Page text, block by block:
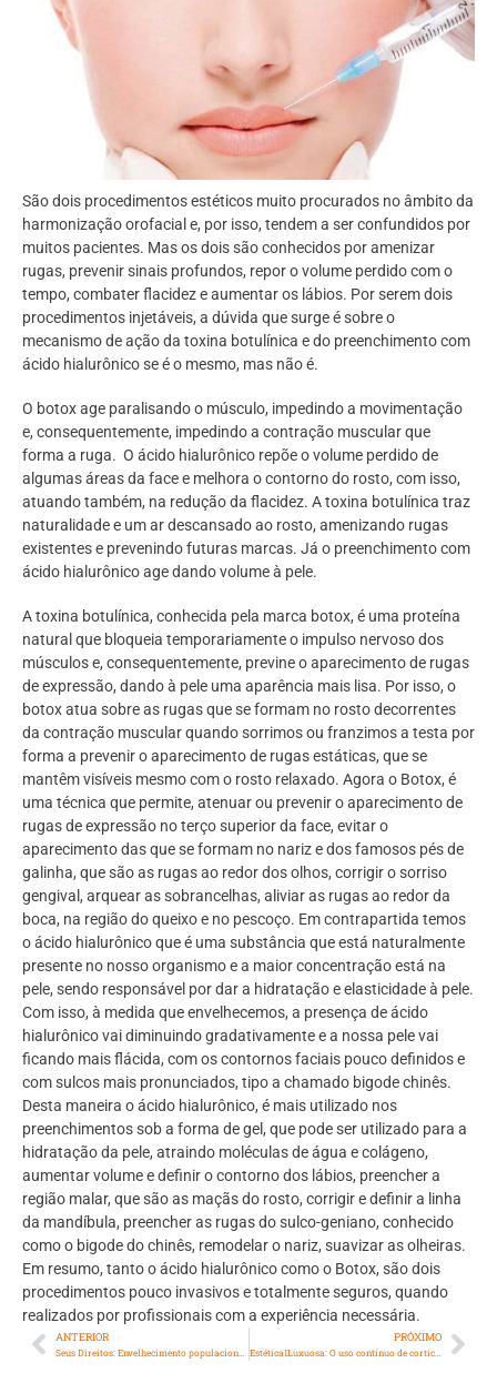
São dois procedimentos estéticos muito procurados no âmbito da
harmonização orofacial e, por isso, tendem a ser confundidos por
muitos pacientes. Mas os dois são conhecidos por amenizar
rugas, prevenir sinais profundos, repor o volume perdido com o
tempo, combater flacidez e aumentar os lábios. Por serem dois
procedimentos injetáveis, a dúvida que surge é sobre o
mecanismo de ação da toxina botulínica e do preenchimento com
ácido hialurônico se é o mesmo, mas não é.
O botox age paralisando o músculo, impedindo a movimentação
e, consequentemente, impedindo a contração muscular que
forma a ruga. O ácido hialurônico repõe o volume perdido de
algumas áreas da face e melhora o contorno do rosto, com isso,
atuando também, na redução da flacidez. A toxina botulínica traz
naturalidade e um ar descansado ao rosto, amenizando rugas
existentes e prevenindo futuras marcas. Já o preenchimento com
ácido hialurônico age dando volume à pele.
A toxina botulínica, conhecida pela marca botox, é uma proteína
natural que bloqueia temporariamente o impulso nervoso dos
músculos e, consequentemente, previne o aparecimento de rugas
de expressão, dando à pele uma aparência mais lisa. Por isso, o
botox atua sobre as rugas que se formam no rosto decorrentes
da contração muscular quando sorrimos ou franzimos a testa por
forma a prevenir o aparecimento de rugas estáticas, que se
mantêm visíveis mesmo com o rosto relaxado. Agora o Botox, é
uma técnica que permite, atenuar ou prevenir o aparecimento de
rugas de expressão no terço superior da face, evitar o
aparecimento das que se formam no nariz e dos famosos pés de
galinha, que são as rugas ao redor dos olhos, corrigir o sorriso
gengival, arquear as sobrancelhas, aliviar as rugas ao redor da
boca, na região do queixo e no pescoço. Em contrapartida temos
o ácido hialurônico que é uma substância que está naturalmente
presente no nosso organismo e a maior concentração está na
pele, sendo responsável por dar a hidratação e elasticidade à pele.
Com isso, à medida que envelhecemos, a presença de ácido
hialurônico vai diminuindo gradativamente e a nossa pele vai
ficando mais flácida, com os contornos faciais pouco definidos e
com sulcos mais pronunciados, tipo a chamado bigode chinês.
Desta maneira o ácido hialurônico, é mais utilizado nos
preenchimentos sob a forma de gel, que pode ser utilizado para a
hidratação da pele, atraindo moléculas de água e colágeno,
aumentar volume e definir o contorno dos lábios, preencher a
região malar, que são as maçãs do rosto, corrigir e definir a linha
da mandíbula, preencher as rugas do sulco-geniano, conhecido
como o bigode do chinês, remodelar o nariz, suavizar as olheiras.
Em resumo, tanto o ácido hialurônico como o Botox, são dois
procedimentos pouco invasivos e totalmente seguros, quando
realizados por profissionais com a experiência necessária.
ANTERIOR PRÓXIMO
Estética1Luxuosa: O uso contínuo de corticoides e o surgimento de microvarizes